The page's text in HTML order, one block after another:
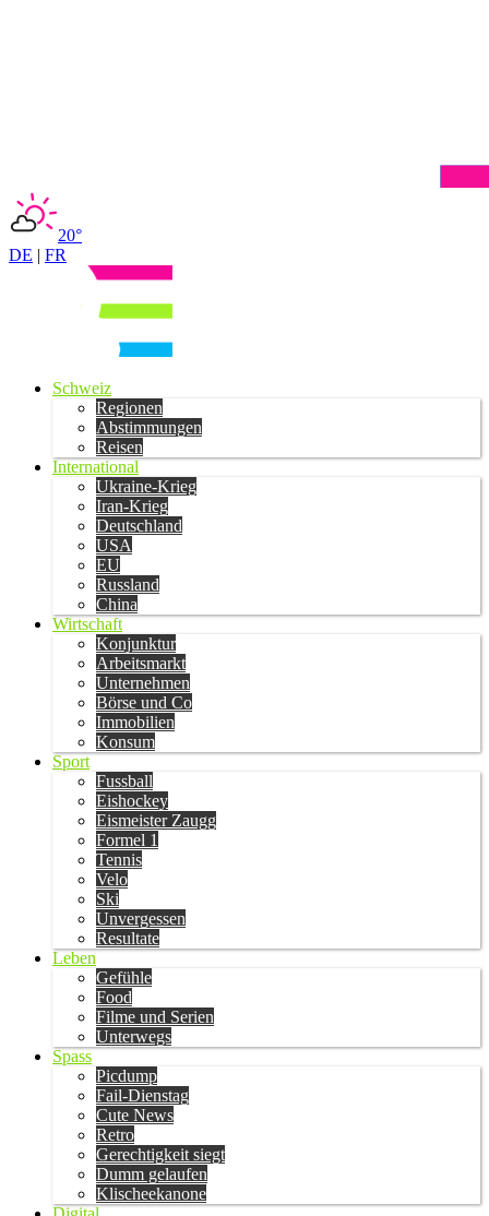
20°
DE | FR
Schweiz
Regionen
Abstimmungen
Reisen
International
Ukraine-Krieg
Iran-Krieg
Deutschland
USA
EU
Russland
China
Wirtschaft
Konjunktur
Arbeitsmarkt
Unternehmen
Börse und Co
Immobilien
Konsum
Sport
Fussball
Eishockey
Eismeister Zaugg
Formel 1
Tennis
Velo
Ski
Unvergessen
Resultate
Leben
Gefühle
Food
Filme und Serien
Unterwegs
Spass
Picdump
Fail-Dienstag
Cute News
Retro
Gerechtigkeit siegt
Dumm gelaufen
Klischeekanone